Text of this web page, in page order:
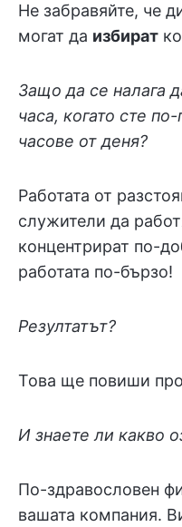
Не забравяйте, че
могат да избират
Защо да се налага
часа, когато сте
часове от деня?
Работата от
служители да
концентрират по-
работата по-бързо!
Резултатът?
Това ще повиши
И знаете ли какво
По-здравословен
вашата компания.